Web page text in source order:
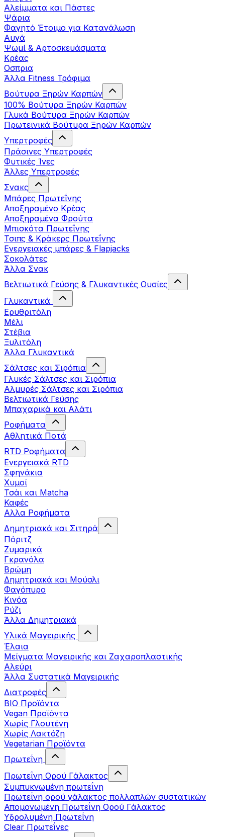
Αλείμματα και Πάστες
Ψάρια
Φαγητό Έτοιμο για Κατανάλωση
Αυγά
Ψωμί & Αρτοσκευάσματα
Κρέας
Οσπρια
Άλλα Fitness Τρόφιμα
Βούτυρα Ξηρών Καρπών
100% Βούτυρα Ξηρών Καρπών
Γλυκά Βούτυρα Ξηρών Καρπών
Πρωτεϊνικά Βούτυρα Ξηρών Καρπών
Υπερτροφές
Πράσινες Υπερτροφές
Φυτικές Ίνες
Άλλες Υπερτροφές
Σνακς
Μπάρες Πρωτεΐνης
Αποξηραμένο Κρέας
Αποξηραμένα Φρούτα
Μπισκότα Πρωτεΐνης
Τσιπς & Kράκερς Πρωτεΐνης
Ενεργειακές μπάρες & Flapjacks
Σοκολάτες
Άλλα Σνακ
Βελτιωτικά Γεύσης & Γλυκαντικές Ουσίες
Γλυκαντικά
Ερυθριτόλη
Μέλι
Στέβια
Ξυλιτόλη
Άλλα Γλυκαντικά
Σάλτσες και Σιρόπια
Γλυκές Σάλτσες και Σιρόπια
Αλμυρές Σάλτσες και Σιρόπια
Bελτιωτικά Γεύσης
Μπαχαρικά και Αλάτι
Ροφήματα
Αθλητικά Ποτά
RTD Ροφήματα
Ενεργειακά RTD
Σφηνάκια
Χυμοί
Τσάι και Matcha
Καφές
Αλλα Ροφήματα
Δημητριακά και Σιτηρά
Πόριτζ
Ζυμαρικά
Γκρανόλα
Βρώμη
Δημητριακά και Μούσλι
Φαγόπυρο
Κινόα
Ρύζι
Άλλα Δημητριακά
Υλικά Μαγειρικής
Έλαια
Μείγματα Μαγειρικής και Ζαχαροπλαστικής
Αλεύρι
Άλλα Συστατικά Μαγειρικής
Διατροφές
BIO Προϊόντα
Vegan Προϊόντα
Χωρίς Γλουτένη
Χωρίς Λακτόζη
Vegetarian Προϊόντα
Πρωτεΐνη
Πρωτεΐνη Ορού Γάλακτος
Συμπυκνωμένη πρωτεΐνη
Πρωτεΐνη ορού γάλακτος πολλαπλών συστατικών
Απομονωμένη Πρωτεΐνη Ορού Γάλακτος
Υδρολυμένη Πρωτεΐνη
Clear Πρωτεΐνες